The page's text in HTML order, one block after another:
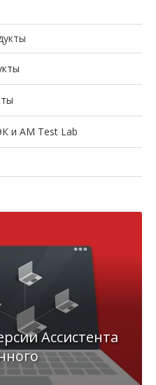
и AM Test Lab
Ассистента